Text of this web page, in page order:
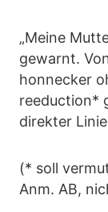
„Meine
gewarnt.
honnecker
reeduction*
direkter Linie
(* soll
Anm. AB,